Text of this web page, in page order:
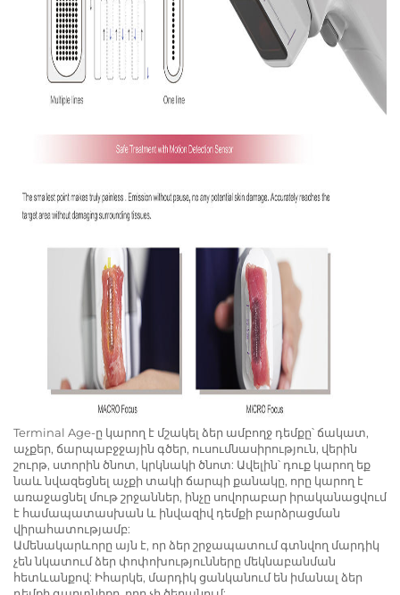
Terminal Age-ը կարող է մշակել ձեր ամբողջ դեմքը՝ ճակատ,
աչքեր, ճարպաբջջային գծեր, ուսումնասիրություն, վերին
շուրթ, ստորին ծնոտ, կրկնակի ծնոտ: Ավելին՝ դուք կարող եք
նաև նվազեցնել աչքի տակի ճարպի քանակը, որը կարող է
առաջացնել մութ շրջաններ, ինչը սովորաբար իրականացվում
է համապատասխան և ինվազիվ դեմքի բարձրացման
վիրահատությամբ:
Ամենակարևորը այն է, որ ձեր շրջապատում գտնվող մարդիկ
չեն նկատում ձեր փոփոխությունները մեկնաբանման
հետևանքով: Իհարկե, մարդիկ ցանկանում են իմանալ ձեր